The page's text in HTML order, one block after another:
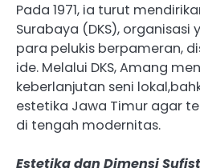
‎Pada 1971, ia turut
Surabaya (DKS),
para pelukis berpameran,
ide. Melalui DKS, Amang
keberlanjutan seni
estetika Jawa Timur agar
di tengah modernitas.
‎Estetika dan Dimensi